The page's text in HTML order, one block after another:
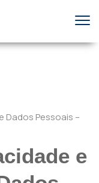
Dados Pessoais –
e